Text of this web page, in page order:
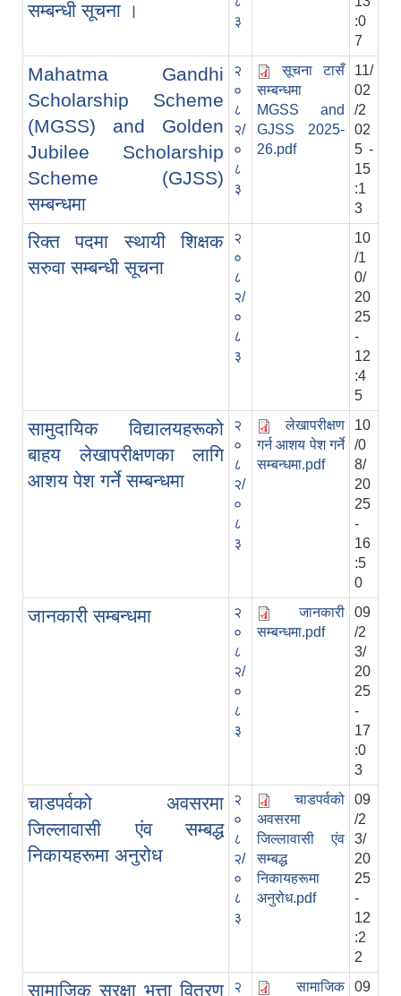
सम्बन्धी सूचना ।
३
:0
7
Mahatma Gandhi
Scholarship Scheme
(MGSS) and Golden
Jubilee Scholarship
Scheme (GJSS)
सम्बन्धमा
२
०
८
२/
०
८
३
सूचना टासँ
सम्बन्धमा
MGSS and
GJSS 2025-
26.pdf
11/
02
/2
02
5 -
15
:1
3
रिक्त पदमा स्थायी शिक्षक
सरुवा सम्बन्धी सूचना
२
०
८
२/
०
८
३
10
/1
0/
20
25
-
12
:4
5
सामुदायिक विद्यालयहरूको
बाहय लेखापरीक्षणका लागि
आशय पेश गर्ने सम्बन्धमा
२
०
८
२/
०
८
३
लेखापरीक्षण
गर्न आशय पेश गर्ने
सम्बन्धमा.pdf
10
/0
8/
20
25
-
16
:5
0
जानकारी सम्बन्धमा
२
०
८
२/
०
८
३
जानकारी
सम्बन्धमा.pdf
09
/2
3/
20
25
-
17
:0
3
चाडपर्वको अवसरमा
जिल्लावासी एंव सम्बद्ध
निकायहरूमा अनुरोध
२
०
८
२/
०
८
३
चाडपर्वको
अवसरमा
जिल्लावासी एंव
सम्बद्ध
निकायहरूमा
अनुरोध.pdf
09
/2
3/
20
25
-
12
:2
2
सामाजिक सुरक्षा भत्ता वितरण
२
सामाजिक
09